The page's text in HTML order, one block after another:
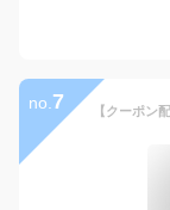
no. 7